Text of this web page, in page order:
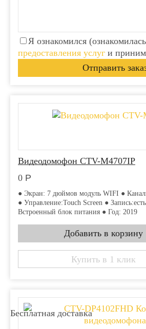
Я ознакомился
предоставления услуг и
Видеодомофон CTV-M4707IP
0 Р
● Экран: 7 дюймов модуль WIFI ●
● Управление:Touch Screen ●
Встроенный блок питания ● Год: 2019
Купить в 1 клик
Бесплатная доставка